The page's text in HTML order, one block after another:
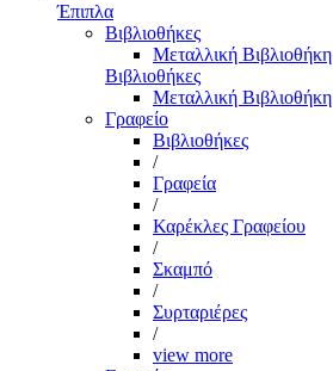
Έπιπλα
Βιβλιοθήκες
Μεταλλική Βιβλιοθήκη
Βιβλιοθήκες
Μεταλλική Βιβλιοθήκη
Γραφείο
Βιβλιοθήκες
/
Γραφεία
/
Καρέκλες Γραφείου
/
Σκαμπό
/
Συρταριέρες
/
view more